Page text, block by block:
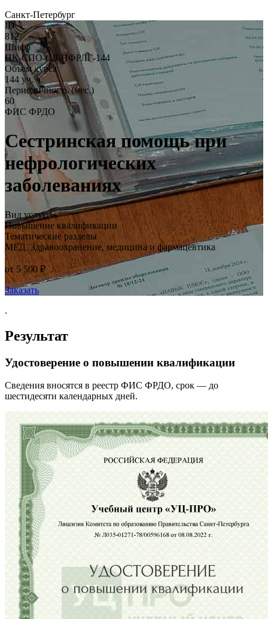
Санкт-Петербург
ID
812
Шифр
ПК-СПО-СД-НФРЛГ-144
Объём курса
144 уч. ч.
Периодичность (мес.)
60
ФИС ФРДО
Сестринская помощь при
нефрологических
заболеваниях
Вид услуги
Повышение квалификации
Тематические разделы
МЕД. Здравоохранение, медицина и фармацевтика
от 5 500 ₽
Заказать
.
Результат
Удостоверение о повышении квалификации
Сведения вносятся в реестр ФИС ФРДО, срок — до
шестидесяти календарных дней.